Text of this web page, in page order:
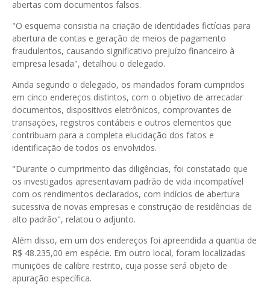
abertas com documentos falsos.
"O esquema consistia na criação de identidades fictícias para
abertura de contas e geração de meios de pagamento
fraudulentos, causando significativo prejuízo financeiro à
empresa lesada", detalhou o delegado.
Ainda segundo o delegado, os mandados foram cumpridos
em cinco endereços distintos, com o objetivo de arrecadar
documentos, dispositivos eletrônicos, comprovantes de
transações, registros contábeis e outros elementos que
contribuam para a completa elucidação dos fatos e
identificação de todos os envolvidos.
"Durante o cumprimento das diligências, foi constatado que
os investigados apresentavam padrão de vida incompatível
com os rendimentos declarados, com indícios de abertura
sucessiva de novas empresas e construção de residências de
alto padrão", relatou o adjunto.
Além disso, em um dos endereços foi apreendida a quantia de
R$ 48.235,00 em espécie. Em outro local, foram localizadas
munições de calibre restrito, cuja posse será objeto de
apuração específica.